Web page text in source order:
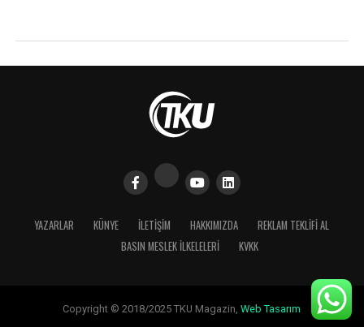
YAZARLAR KÜNYE İLETIŞIM HAKKIMIZDA
REKLAM TEKLİFİ AL
BASIN MESLEK İLKELELERI
KVKK
Copyright © 2018/2025 TKU Magazin,Web Tasarım